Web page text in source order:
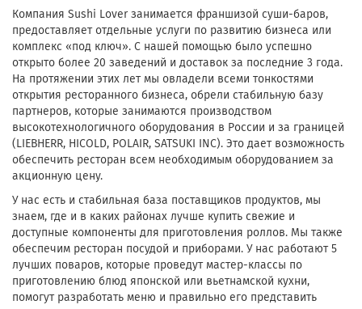
Компания Sushi Lover занимается франшизой суши-баров,
предоставляет отдельные услуги по развитию бизнеса или
комплекс «под ключ». С нашей помощью было успешно
открыто более 20 заведений и доставок за последние 3 года.
На протяжении этих лет мы овладели всеми тонкостями
открытия ресторанного бизнеса, обрели стабильную базу
партнеров, которые занимаются производством
высокотехнологичного оборудования в России и за границей
(LIEBHERR, HICOLD, POLAIR, SATSUKI INC). Это дает возможность
обеспечить ресторан всем необходимым оборудованием за
акционную цену.
У нас есть и стабильная база поставщиков продуктов, мы
знаем, где и в каких районах лучше купить свежие и
доступные компоненты для приготовления роллов. Мы также
обеспечим ресторан посудой и приборами. У нас работают 5
лучших поваров, которые проведут мастер-классы по
приготовлению блюд японской или вьетнамской кухни,
помогут разработать меню и правильно его представить